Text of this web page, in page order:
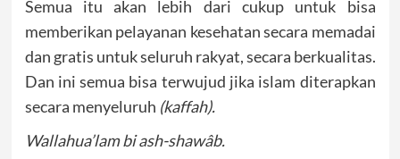
Semua itu akan lebih dari cukup untuk bisa
memberikan pelayanan kesehatan secara memadai
dan gratis untuk seluruh rakyat, secara berkualitas.
Dan ini semua bisa terwujud jika islam diterapkan
secara menyeluruh (kaffah).
Wallahua’lam bi ash-shawâb.